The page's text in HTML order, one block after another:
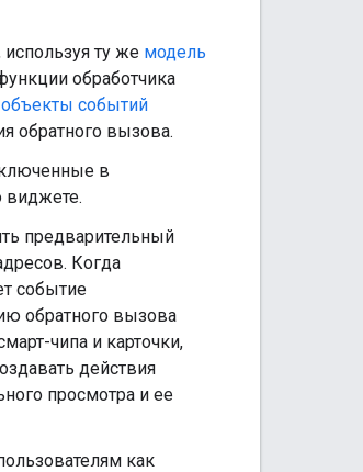
используя ту же модель
обработчика
объекты событий
обратного вызова.
в
виджете.
предварительный
Когда
событие
обратного вызова
чипа и карточки,
действия
просмотра и ее
как